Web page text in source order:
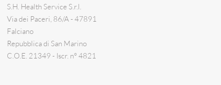
S.H. Health Service S.r.l.
Via dei Paceri, 86/A - 47891
Falciano
Repubblica di San Marino
C.O.E. 21349 - Iscr. n° 4821